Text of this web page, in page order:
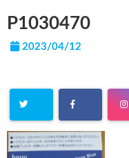
P1030470
2023/04/12